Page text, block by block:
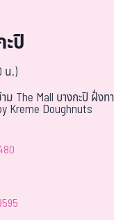
ปิ
น.)
The Mall บางกะปิ ฝั่งท
Kreme Doughnuts